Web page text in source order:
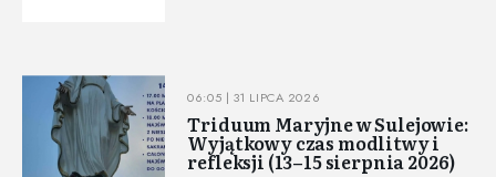
06:05 | 31 LIPCA 2026
Triduum Maryjne w Sulejowie:
Wyjątkowy czas modlitwy i
refleksji (13–15 sierpnia 2026)